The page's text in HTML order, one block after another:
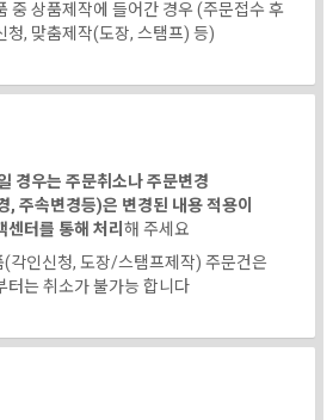
중 상품제작에 들어간 경우 (주문접수 후
청, 맞춤제작(도장, 스탬프) 등)
경우는 주문취소나 주문변경
, 주속변경등)은 변경된 내용 적용이
센터를 통해 처리해 주세요
각인신청, 도장/스탬프제작) 주문건은
터는 취소가 불가능 합니다